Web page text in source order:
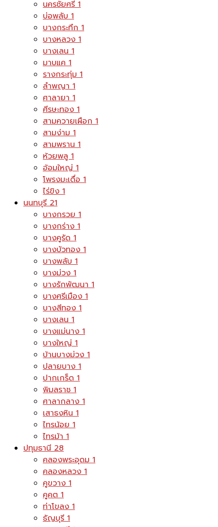
นครชัยศรี1
บ่อพลับ1
บางกระทึก1
บางหลวง1
บางเลน1
มาบแค1
รางกระทุ่ม1
ลำพญา1
ศาลายา1
ศีรษะทอง1
สามควายเผือก1
สามง่าม1
สามพราน1
ห้วยพลู1
อ้อมใหญ่1
โพรงมะเดื่อ1
ไร่ขิง1
นนทบุรี21
บางกรวย1
บางกร่าง1
บางคูรัด1
บางบัวทอง1
บางพลับ1
บางม่วง1
บางรักพัฒนา1
บางศรีเมือง1
บางสีทอง1
บางเลน1
บางแม่นาง1
บางใหญ่1
บ้านบางม่วง1
ปลายบาง1
ปากเกร็ด1
พิมลราช1
ศาลากลาง1
เสาธงหิน1
ไทรน้อย1
ไทรม้า1
ปทุมธานี28
คลองพระอุดม1
คลองหลวง1
คูขวาง1
คูคต1
ท่าโขลง1
ธัญบุรี1